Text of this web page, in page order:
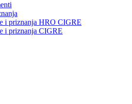
i priznanja HRO CIGRE
i priznanja CIGRE